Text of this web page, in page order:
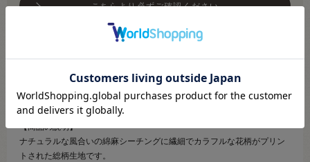
こちらより必ずご確認ください
●生地幅：約108cm
【商品の説明】
ナチュラルな風合いの綿麻シーチングに繊細でカラフルな花柄がプリン
トされた総柄生地です。